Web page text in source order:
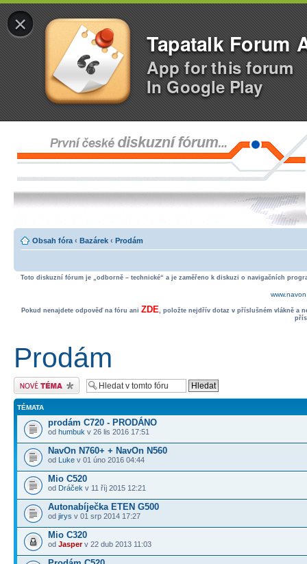
×
Tapatalk Forum
App for this forum
In Google Play
Obsah fóra ‹ Bazárek ‹ Prodám
Toto diskuzní fórum je „odborně – technické“ a je zaměřeno k diskuzi o navigačních
Pokud nenajdete odpověď na fóru ani ZDE, položte nejdřív dotaz v příslušném vlákně a
Prodám
Odeslat nové téma
TÉMATA
prodám C720 - PRODÁNO
od humbuk v 26 lis 2016 17:51
NavOn N760+ + NavOn N560
od Luke v 01 úno 2016 04:44
Mio C520
od Dráček v 11 říj 2015 12:21
Autonabíječka ETEN G500
od jirys v 01 srp 2014 17:27
Mio C320
od Jasperv 22 dub 2013 11:03